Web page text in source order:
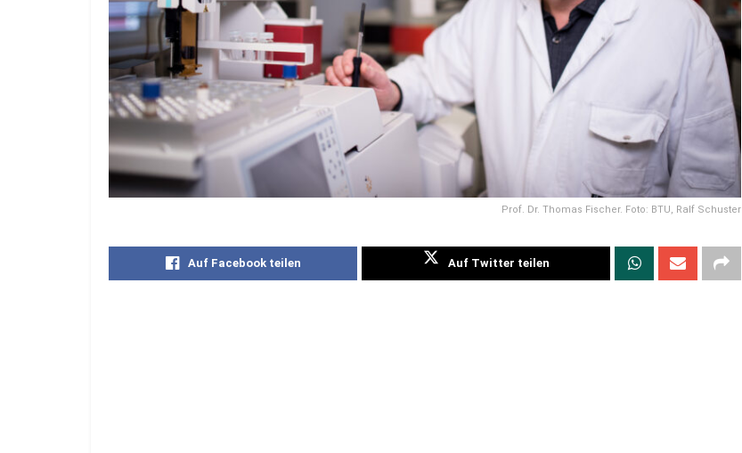
Prof. Dr. Thomas Fischer. Foto: BTU, Ralf Schuster
Auf Facebook teilen Auf Twitter teilen